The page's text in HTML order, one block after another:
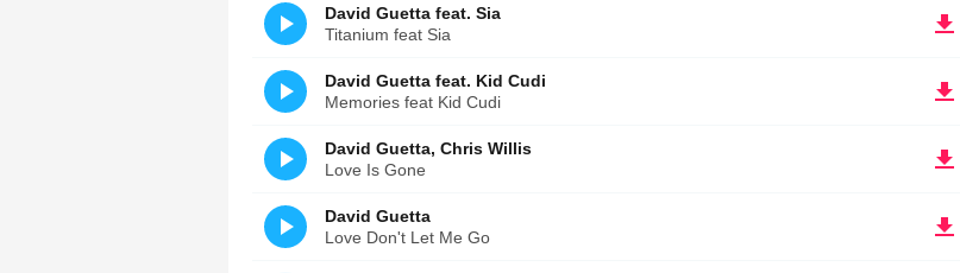
David Guetta feat. Sia
Titanium feat Sia
David Guetta feat. Kid Cudi
Memories feat Kid Cudi
David Guetta, Chris Willis
Love Is Gone
David Guetta
Love Don't Let Me Go